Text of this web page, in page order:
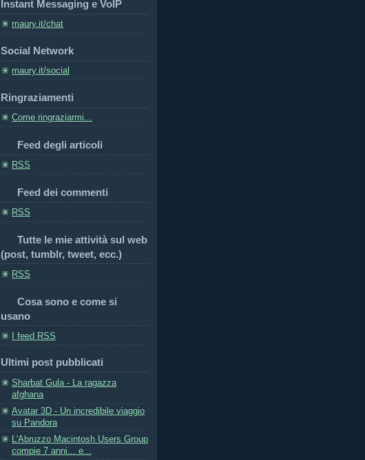
Instant Messaging e VoIP
maury.it/chat
Social Network
maury.it/social
Ringraziamenti
Come ringraziarmi...
Feed degli articoli
RSS
Feed dei commenti
RSS
Tutte le mie attività sul web
(post, tumblr, tweet, ecc.)
RSS
Cosa sono e come si
usano
I feed RSS
Ultimi post pubblicati
Sharbat Gula - La ragazza
afghana
Avatar 3D - Un incredibile viaggio
su Pandora
L'Abruzzo Macintosh Users Group
compie 7 anni... e...